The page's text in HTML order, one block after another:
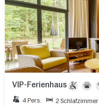
VIP-Ferienhaus
4 Pers. 2 Schlafzimmer